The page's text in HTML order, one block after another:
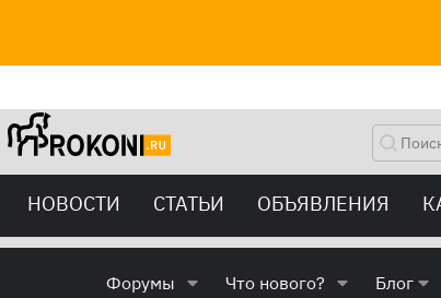
НОВОСТИ СТАТЬИ ОБЪЯВЛЕНИЯ
Форумы Что нового? Блог